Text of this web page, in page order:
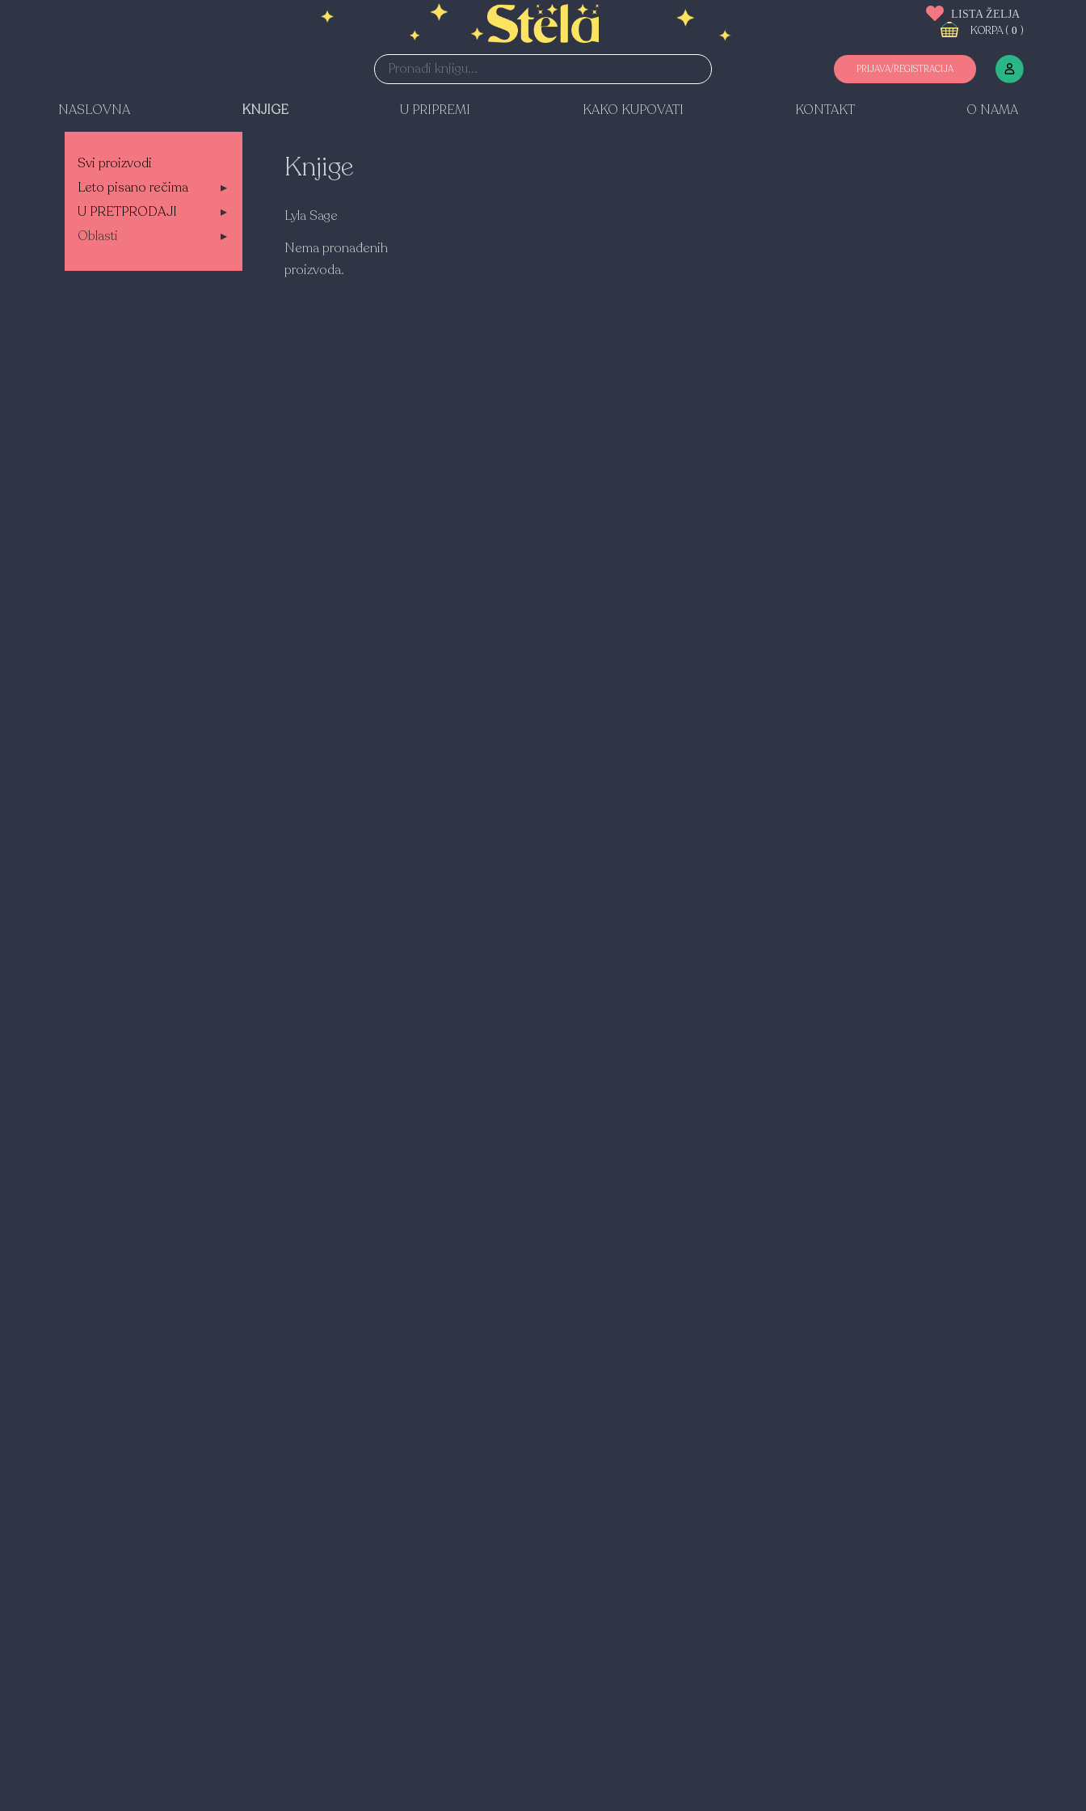
PRIJAVA/REGISTRACIJA
LISTA ŽELJA
KORPA ( 0 )
NASLOVNA KNJIGE U PRIPREMI KAKO KUPOVATI KONTAKT O NAMA
Svi proizvodi
Leto pisano rečima
▸
U PRETPRODAJI
▸
Oblasti
▸
Knjige
Lyla Sage
Nema pronađenih
proizvoda.